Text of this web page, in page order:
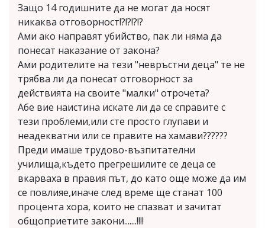
Защо 14 годишните да не могат да носят
никаква отговорност!?!?!?!?
Ами ако направят убийство, пак ли няма да
понесат наказание от закона?
Ами родителите на тези "невръстни деца" те не
трябва ли да понесат отговорност за
действията на своите "малки" отрочета?
Абе вие наистина искате ли да се справите с
тези проблеми,или сте просто глупави и
неадекватни или се правите на хамави??????
Преди имаше трудово-възпитателни
училища,където прегрешилите се деца се
вкарваха в правия път, до като още може да им
се повлияе,иначе след време ще станат 100
процента хора, които не спазват и зачитат
общоприетите закони.......!!!!